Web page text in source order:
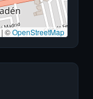
| ©OpenStreetMap